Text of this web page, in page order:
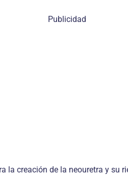
Publicidad
la creación de la neouretra y